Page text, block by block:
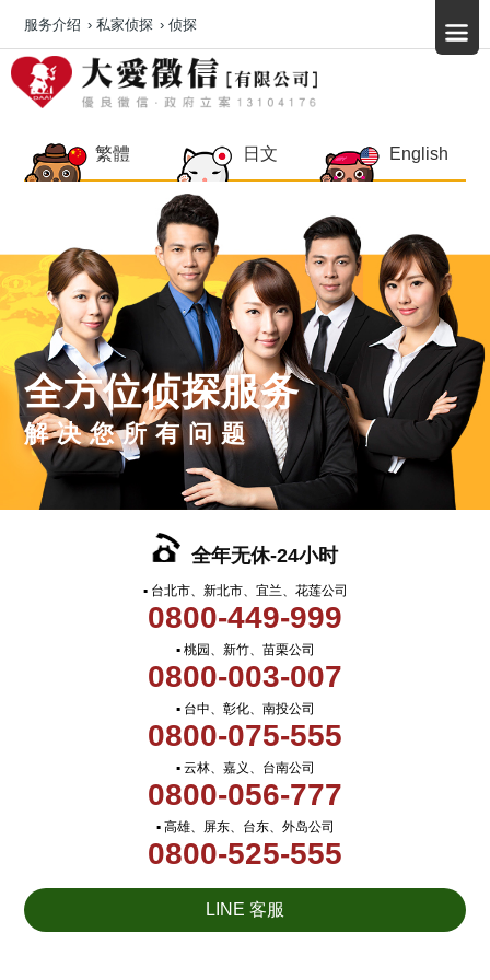
繁體 日文 English
全方位侦探服务
解决您所有问题
全年无休-24小时
▪ 台北市、新北市、宜兰、花莲公司
0800-449-999
▪ 桃园、新竹、苗栗公司
0800-003-007
▪ 台中、彰化、南投公司
0800-075-555
▪ 云林、嘉义、台南公司
0800-056-777
▪ 高雄、屏东、台东、外岛公司
0800-525-555
LINE 客服
服务介绍 › 私家侦探 › 侦探